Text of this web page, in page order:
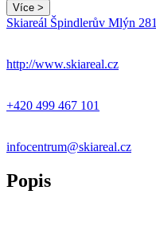
Více >
Skiareál Špindlerův Mlýn 281
http://www.skiareal.cz
+420 499 467 101
infocentrum@skiareal.cz
Popis